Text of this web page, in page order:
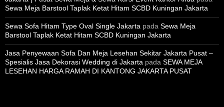
Sewa Meja Barstool Taplak Ketat Hitam SCBD Kuningan Jakarta
Sewa Sofa Hitam Type Oval Single Jakarta pada Sewa Meja
Barstool Taplak Ketat Hitam SCBD Kuningan Jakarta
Jasa Penyewaan Sofa Dan Meja Lesehan Sekitar Jakarta Pusat –
Spesialis Jasa Dekorasi Wedding di Jakarta pada SEWA MEJA
LESEHAN HARGA RAMAH DI KANTONG JAKARTA PUSAT